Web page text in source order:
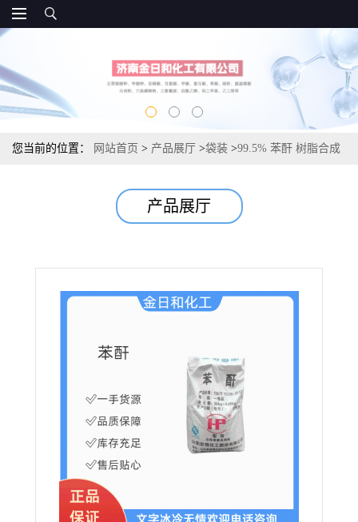
您当前的位置： 网站首页 > 产品展厅 >袋装 >99.5% 苯酐 树脂合成
产品展厅